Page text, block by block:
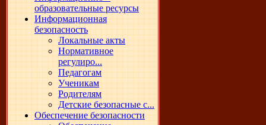
образовательные ресурсы
Информационная
безопасность
Локальные акты
Нормативное
регулиро...
Педагогам
Ученикам
Родителям
Детские безопасные с...
Обеспечение безопасности